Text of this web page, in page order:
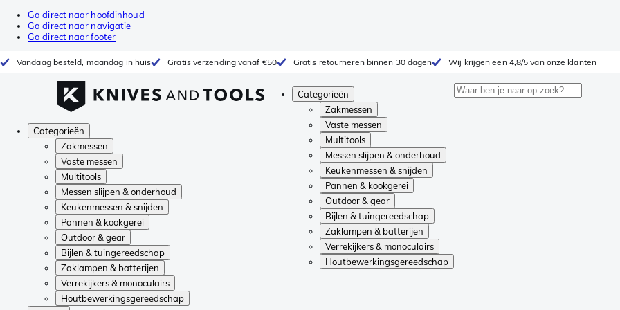
Ga direct naar hoofdinhoud
Ga direct naar navigatie
Ga direct naar footer
Vandaag besteld, maandag in huis Gratis verzending vanaf €50 Gratis retourneren binnen 30 dagen Wij krijgen een 4,8/5 van onze klanten
Categorieën
Zakmessen
Vaste messen
Multitools
Messen slijpen & onderhoud
Keukenmessen & snijden
Pannen & kookgerei
Outdoor & gear
Bijlen & tuingereedschap
Zaklampen & batterijen
Verrekijkers & monoculairs
Houtbewerkingsgereedschap
Categorieën
Zakmessen
Vaste messen
Multitools
Messen slijpen & onderhoud
Keukenmessen & snijden
Pannen & kookgerei
Outdoor & gear
Bijlen & tuingereedschap
Zaklampen & batterijen
Verrekijkers & monoculairs
Houtbewerkingsgereedschap